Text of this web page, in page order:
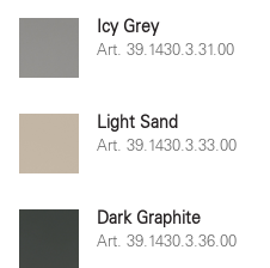
Icy Grey
Art. 39.1430.3.31.00
Light Sand
Art. 39.1430.3.33.00
Dark Graphite
Art. 39.1430.3.36.00